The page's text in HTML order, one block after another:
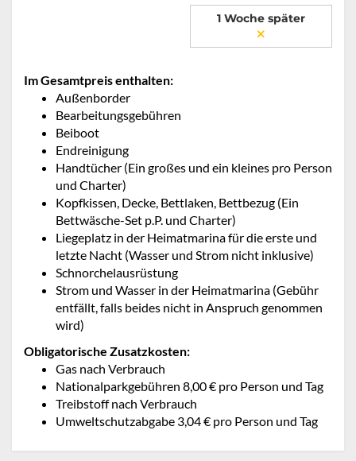
1 Woche später
Im Gesamtpreis enthalten:
Außenborder
Bearbeitungsgebühren
Beiboot
Endreinigung
Handtücher (Ein großes und ein kleines pro Person
und Charter)
Kopfkissen, Decke, Bettlaken, Bettbezug (Ein
Bettwäsche-Set p.P. und Charter)
Liegeplatz in der Heimatmarina für die erste und
letzte Nacht (Wasser und Strom nicht inklusive)
Schnorchelausrüstung
Strom und Wasser in der Heimatmarina (Gebühr
entfällt, falls beides nicht in Anspruch genommen
wird)
Obligatorische Zusatzkosten:
Gas nach Verbrauch
Nationalparkgebühren 8,00 € pro Person und Tag
Treibstoff nach Verbrauch
Umweltschutzabgabe 3,04 € pro Person und Tag